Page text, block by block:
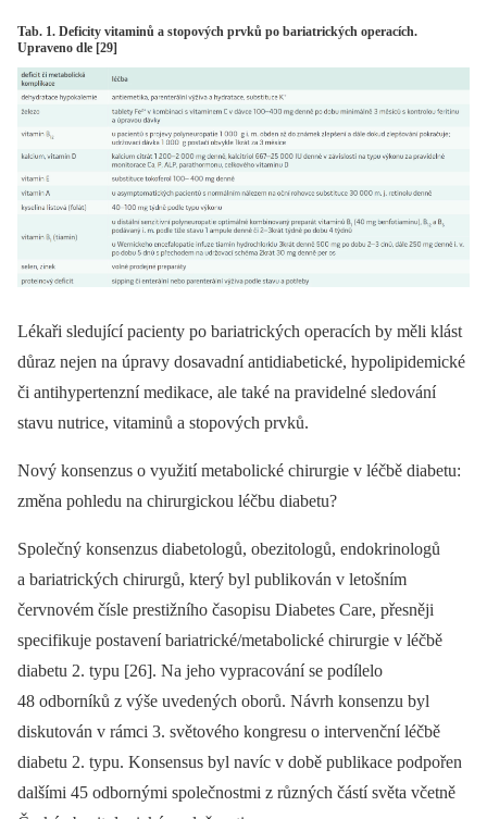
Tab. 1. Deficity vitaminů a stopových prvků po bariatrických operacích.
Upraveno dle [29]
Lékaři sledující pacienty po bariatrických operacích by měli klást
důraz nejen na úpravy dosavadní antidiabetické, hypolipidemické
či antihypertenzní medikace, ale také na pravidelné sledování
stavu nutrice, vitaminů a stopových prvků.
Nový konsenzus o využití metabolické chirurgie v léčbě diabetu:
změna pohledu na chirurgickou léčbu diabetu?
Společný konsenzus diabetologů, obezitologů, endokrino­logů
a bariatrických chirurgů, který byl publikován v letošním
červnovém čísle prestižního časopisu Diabetes Care, přesněji
specifikuje postavení bariatrické/metabolické chirurgie v léčbě
diabetu 2. typu [26]. Na jeho vypracování se podílelo
48 odborníků z výše uvedených oborů. Návrh konsenzu byl
diskutován v rámci 3. světového kongresu o intervenční léčbě
diabetu 2. typu. Konsensus byl navíc v době publikace podpořen
dalšími 45 odbornými společnostmi z různých částí světa včetně